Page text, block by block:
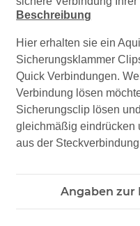
Beschreibung
Hier erhalten sie ein
Sicherungsklammer
Quick Verbindungen.
Verbindung lösen
Sicherungsclip lösen
gleichmäßig eindrücken
aus der
Angaben zur